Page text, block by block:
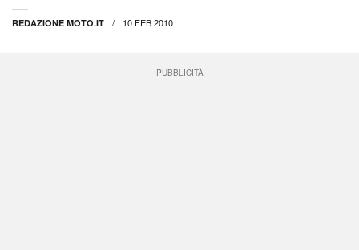
REDAZIONE MOTO.IT 10 FEB 2010
PUBBLICITÀ